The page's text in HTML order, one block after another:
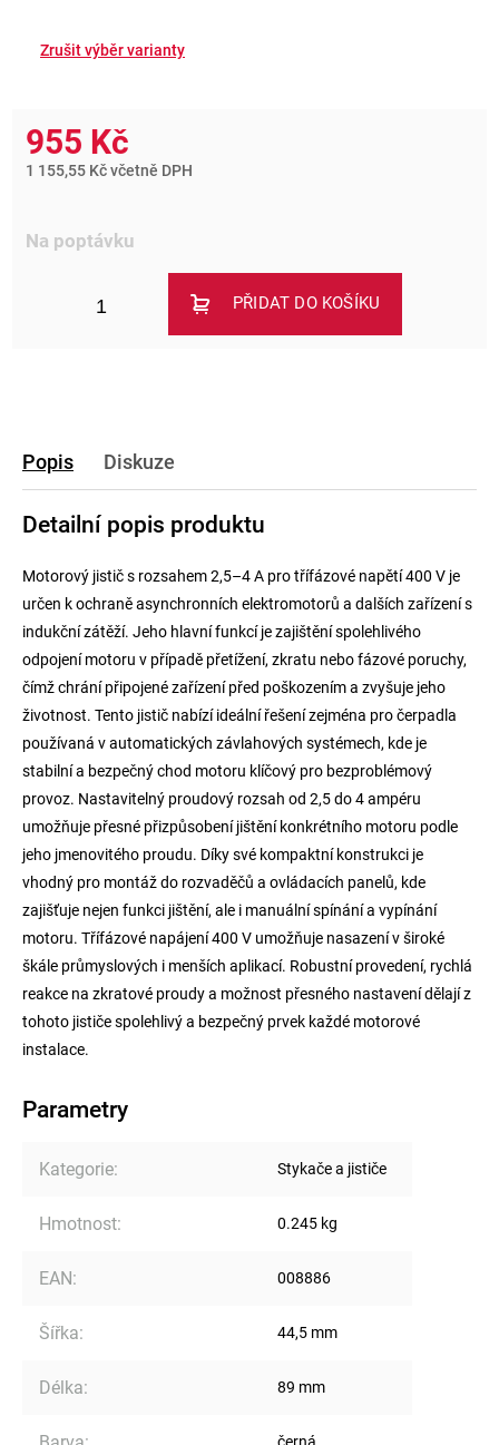
955 Kč
1 155,55 Kč včetně DPH
Na poptávku
PŘIDAT DO KOŠÍKU
Popis Diskuze
Detailní popis produktu
Motorový jistič s rozsahem 2,5–4 A pro třífázové napětí 400 V je
určen k ochraně asynchronních elektromotorů a dalších zařízení s
indukční zátěží. Jeho hlavní funkcí je zajištění spolehlivého
odpojení motoru v případě přetížení, zkratu nebo fázové poruchy,
čímž chrání připojené zařízení před poškozením a zvyšuje jeho
životnost. Tento jistič nabízí ideální řešení zejména pro čerpadla
používaná v automatických závlahových systémech, kde je
stabilní a bezpečný chod motoru klíčový pro bezproblémový
provoz. Nastavitelný proudový rozsah od 2,5 do 4 ampéru
umožňuje přesné přizpůsobení jištění konkrétního motoru podle
jeho jmenovitého proudu. Díky své kompaktní konstrukci je
vhodný pro montáž do rozvaděčů a ovládacích panelů, kde
zajišťuje nejen funkci jištění, ale i manuální spínání a vypínání
motoru. Třífázové napájení 400 V umožňuje nasazení v široké
škále průmyslových i menších aplikací. Robustní provedení, rychlá
reakce na zkratové proudy a možnost přesného nastavení dělají z
tohoto jističe spolehlivý a bezpečný prvek každé motorové
instalace.
Parametry
Kategorie: Stykače a jističe
Hmotnost: 0.245 kg
EAN: 008886
Šířka: 44,5 mm
Délka: 89 mm
černá